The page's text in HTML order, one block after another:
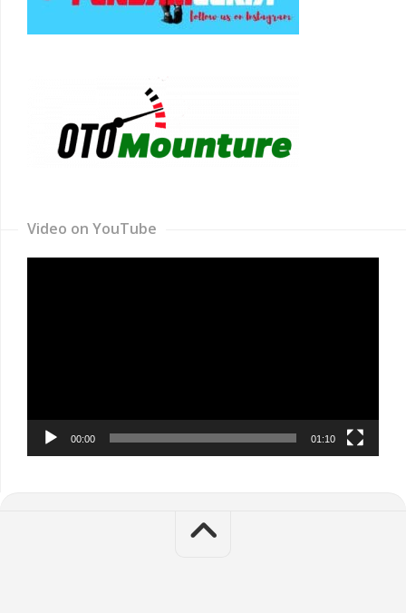
Video on YouTube
00:00 01:10